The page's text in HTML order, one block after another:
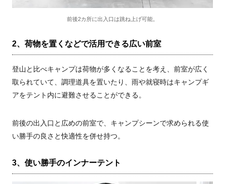
前後2カ所に出入口は跳ね上げ可能。
2、荷物を置くなどで活用できる広い前室
登山と比べキャンプは荷物が多くなることを考え、前室が広く
取られていて、調理道具を置いたり、雨や就寝時はキャンプギ
アをテント内に避難させることができる。
前後の出入口と広めの前室で、キャンプシーンで求められる使
い勝手の良さと快適性を併せ持つ。
3、使い勝手のインナーテント